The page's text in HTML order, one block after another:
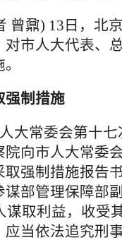
曾鼐) 13日，北
市人大代表、
强制措施
常委会第十七
向市人大常委
强制措施报告
部管理保障部
谋取利益，收受
当依法追究刑